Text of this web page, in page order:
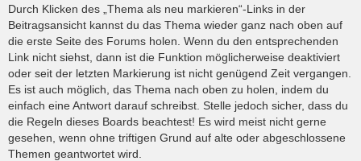
Durch Klicken des „Thema als neu markieren“-Links in der
Beitragsansicht kannst du das Thema wieder ganz nach oben auf
die erste Seite des Forums holen. Wenn du den entsprechenden
Link nicht siehst, dann ist die Funktion möglicherweise deaktiviert
oder seit der letzten Markierung ist nicht genügend Zeit vergangen.
Es ist auch möglich, das Thema nach oben zu holen, indem du
einfach eine Antwort darauf schreibst. Stelle jedoch sicher, dass du
die Regeln dieses Boards beachtest! Es wird meist nicht gerne
gesehen, wenn ohne triftigen Grund auf alte oder abgeschlossene
Themen geantwortet wird.